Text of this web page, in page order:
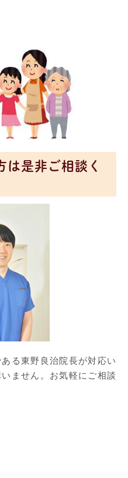
は是非ご相談く
る東野良治院長が対応い
ません。お気軽にご相談